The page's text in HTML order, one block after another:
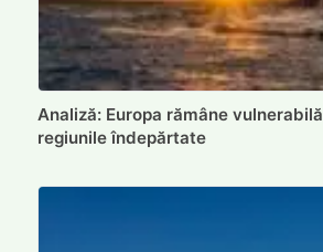
Analiză: Europa rămâne
regiunile îndepărtate